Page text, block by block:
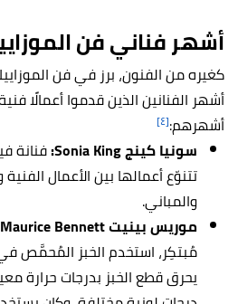
أشهر فناني فن
كغيره من الفنون، برز في فن
أشهر الفنانين الذين قدموا أعمالًا
أشهرهم:[٤]
سونيا كينج Sonia King:
فنانة
تتنوّع أعمالها بين الأعمال الفنية
والمباني.
موريس بينيت Maurice Bennett:
مُبتكِر، استخدم الخبز المُحمَّص
يحرق قطع الخبز بدرجات حرارة